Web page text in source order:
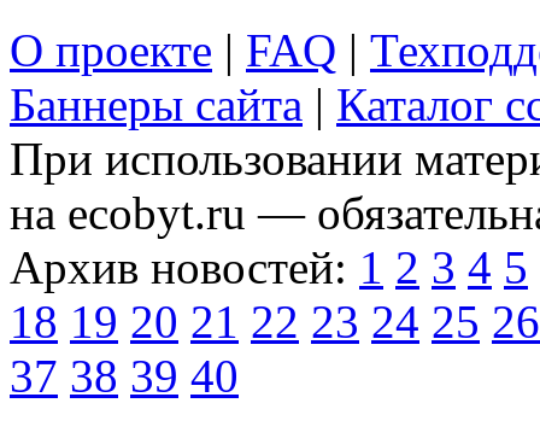
О проекте | FAQ |
Баннеры сайта | Каталог
При использовании
на ecobyt.ru —
Архив новостей: 1 2 3 4 5
18 19 20 21 22 23 24 25 26
37 38 39 40